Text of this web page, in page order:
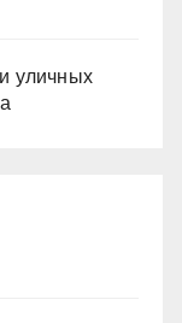
уличных